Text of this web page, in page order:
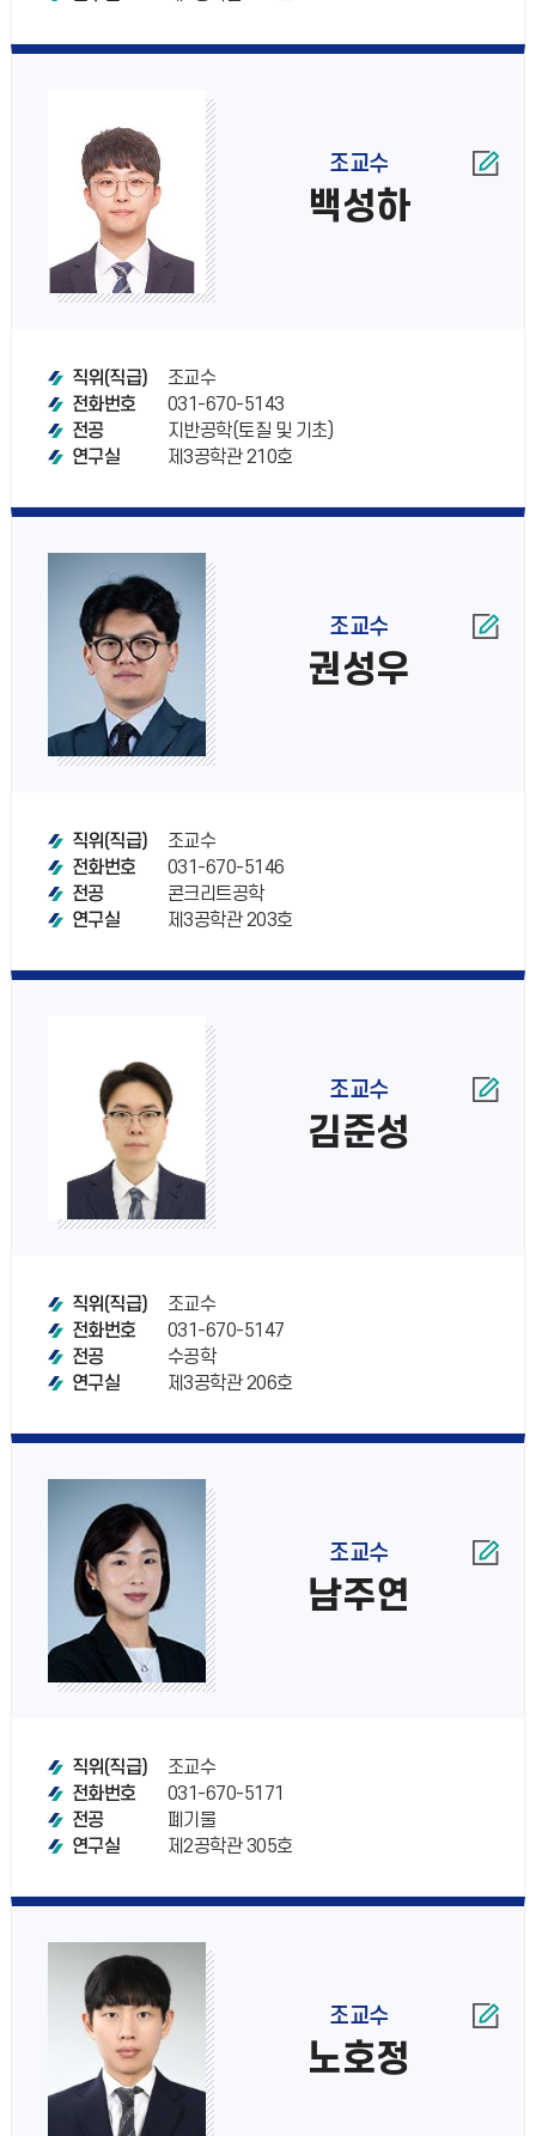
조교수
백성하
직위(직급)
조교수
전화번호
031-670-5143
전공
지반공학(토질 및 기초)
연구실
제3공학관 210호
조교수
권성우
직위(직급)
조교수
전화번호
031-670-5146
전공
콘크리트공학
연구실
제3공학관 203호
조교수
김준성
직위(직급)
조교수
전화번호
031-670-5147
전공
수공학
연구실
제3공학관 206호
조교수
남주연
직위(직급)
조교수
전화번호
031-670-5171
전공
폐기물
연구실
제2공학관 305호
조교수
노호정